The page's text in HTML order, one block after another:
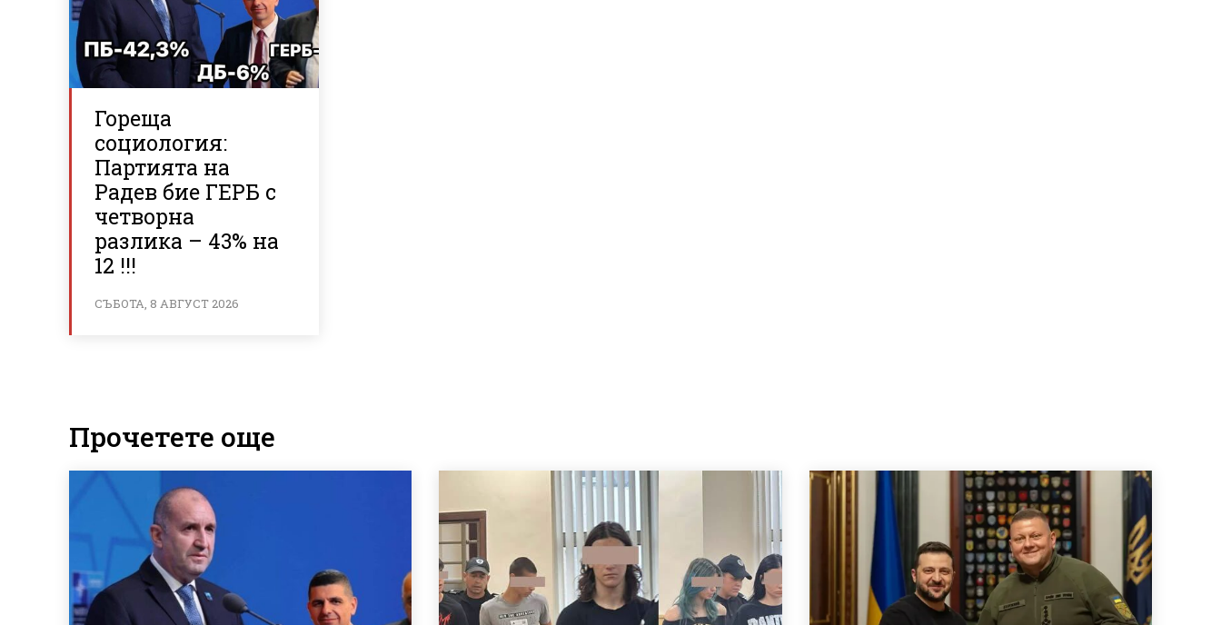
Гореща
социология:
Партията на
Радев бие ГЕРБ с
четворна
разлика – 43% на
12 !!!
СЪБОТА, 8 АВГУСТ 2026
Прочетете още